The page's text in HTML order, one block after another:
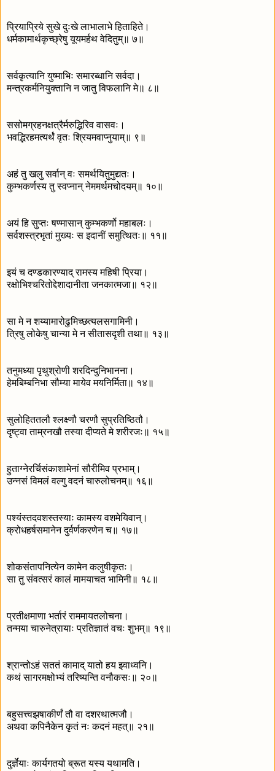
प्रियाप्रिये सुखे दुःखे लाभालाभे हिताहिते।
धर्मकामार्थकृच्छ्रेषु यूयमर्हथ वेदितुम्॥ ७॥
सर्वकृत्यानि युष्माभिः समारब्धानि सर्वदा।
मन्त्रकर्मनियुक्तानि न जातु विफलानि मे॥ ८॥
ससोमग्रहनक्षत्रैर्मरुद्भिरिव वासवः।
भवद्भिरहमत्यर्थं वृतः श्रियमवाप्नुयाम्॥ ९॥
अहं तु खलु सर्वान् वः समर्थयितुमुद्यतः।
कुम्भकर्णस्य तु स्वप्नान् नेममर्थमचोदयम्॥ १०॥
अयं हि सुप्तः षण्मासान् कुम्भकर्णो महाबलः।
सर्वशस्त्रभृतां मुख्यः स इदानीं समुत्थितः॥ ११॥
इयं च दण्डकारण्याद् रामस्य महिषी प्रिया।
रक्षोभिश्चरितोद्देशादानीता जनकात्मजा॥ १२॥
सा मे न शय्यामारोढुमिच्छत्यलसगामिनी।
त्रिषु लोकेषु चान्या मे न सीतासदृशी तथा॥ १३॥
तनुमध्या पृथुश्रोणी शरदिन्दुनिभानना।
हेमबिम्बनिभा सौम्या मायेव मयनिर्मिता॥ १४॥
सुलोहिततलौ श्लक्ष्णौ चरणौ सुप्रतिष्ठितौ।
दृष्ट्वा ताम्रनखौ तस्या दीप्यते मे शरीरजः॥ १५॥
हुताग्नेरर्चिसंकाशामेनां सौरीमिव प्रभाम्।
उन्नसं विमलं वल्गु वदनं चारुलोचनम्॥ १६॥
पश्यंस्तदवशस्तस्याः कामस्य वशमेयिवान्।
क्रोधहर्षसमानेन दुर्वर्णकरणेन च॥ १७॥
शोकसंतापनित्येन कामेन कलुषीकृतः।
सा तु संवत्सरं कालं मामयाचत भामिनी॥ १८॥
प्रतीक्षमाणा भर्तारं राममायतलोचना।
तन्मया चारुनेत्रायाः प्रतिज्ञातं वचः शुभम्॥ १९॥
श्रान्तोऽहं सततं कामाद् यातो हय इवाध्वनि।
कथं सागरमक्षोभ्यं तरिष्यन्ति वनौकसः॥ २०॥
बहुसत्त्वझषाकीर्णं तौ वा दशरथात्मजौ।
अथवा कपिनैकेन कृतं नः कदनं महत्॥ २१॥
दुर्ज्ञेयाः कार्यगतयो ब्रूत यस्य यथामति।